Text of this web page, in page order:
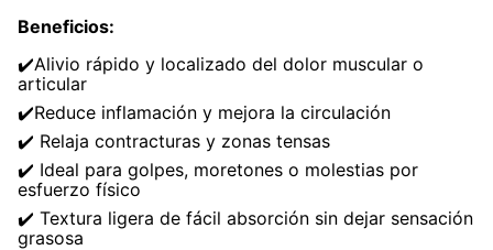
10. proteina
Beneficios:
✔️Alivio rápido y localizado del dolor muscular o
articular
✔️Reduce inflamación y mejora la circulación
✔️ Relaja contracturas y zonas tensas
✔️ Ideal para golpes, moretones o molestias por
esfuerzo físico
✔️ Textura ligera de fácil absorción sin dejar sensación
grasosa